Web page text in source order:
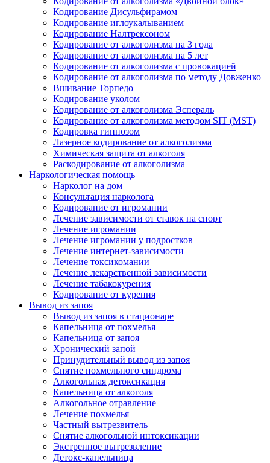
Кодирование Дисульфирамом
Кодирование иглоукалыванием
Кодирование Налтрексоном
Кодирование от алкоголизма на 3 года
Кодирование от алкоголизма на 5 лет
Кодирование от алкоголизма с провокацией
Кодирование от алкоголизма по методу Довженко
Вшивание Торпедо
Кодирование уколом
Кодирование от алкоголизма Эспераль
Кодирование от алкоголизма методом SIT (MST)
Кодировка гипнозом
Лазерное кодирование от алкоголизма
Химическая защита от алкоголя
Раскодирование от алкоголизма
Наркологическая помощь
Нарколог на дом
Консультация нарколога
Кодирование от игромании
Лечение зависимости от ставок на спорт
Лечение игромании
Лечение игромании у подростков
Лечение интернет-зависимости
Лечение токсикомании
Лечение лекарственной зависимости
Лечение табакокурения
Кодирование от курения
Вывод из запоя
Вывод из запоя в стационаре
Капельница от похмелья
Капельница от запоя
Хронический запой
Принудительный вывод из запоя
Снятие похмельного синдрома
Алкогольная детоксикация
Капельница от алкоголя
Алкогольное отравление
Лечение похмелья
Частный вытрезвитель
Снятие алкогольной интоксикации
Экстренное вытрезвление
Детокс-капельница